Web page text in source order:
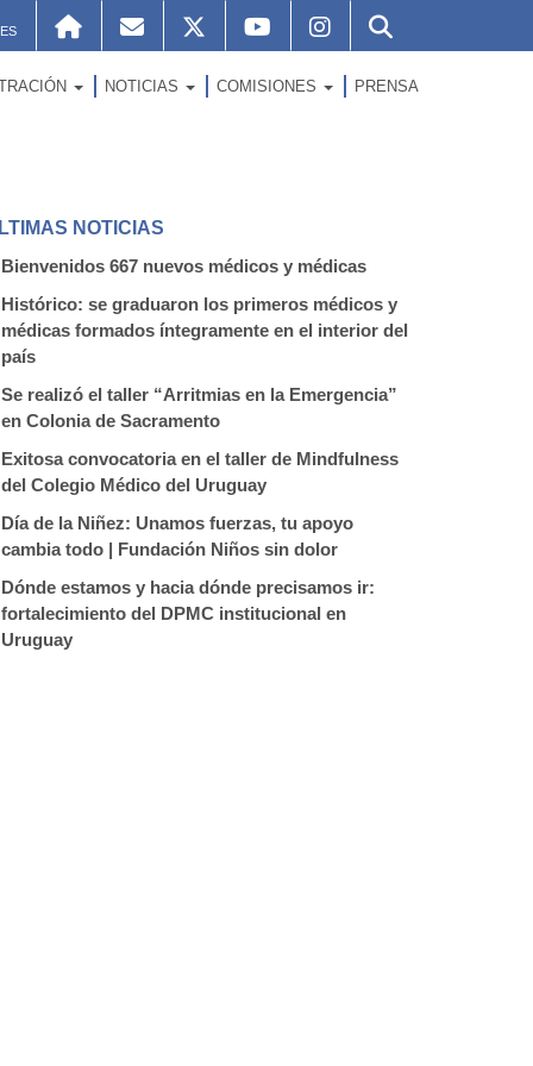
NOTICIAS COMISIONES PRENSA
NOTICIAS
Bienvenidos 667 nuevos médicos y médicas
Histórico: se graduaron los primeros médicos y
médicas formados íntegramente en el interior del
país
Se realizó el taller “Arritmias en la Emergencia”
en Colonia de Sacramento
Exitosa convocatoria en el taller de Mindfulness
del Colegio Médico del Uruguay
Día de la Niñez: Unamos fuerzas, tu apoyo
cambia todo | Fundación Niños sin dolor
Dónde estamos y hacia dónde precisamos ir:
fortalecimiento del DPMC institucional en
Uruguay